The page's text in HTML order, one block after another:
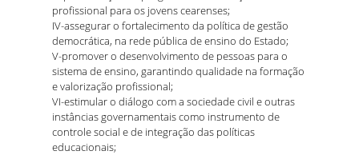
profissional para os jovens cearenses;
IV-assegurar o fortalecimento da política de gestão
democrática, na rede pública de ensino do Estado;
V-promover o desenvolvimento de pessoas para o
sistema de ensino, garantindo qualidade na formação
e valorização profissional;
VI-estimular o diálogo com a sociedade civil e outras
instâncias governamentais como instrumento de
controle social e de integração das políticas
educacionais;